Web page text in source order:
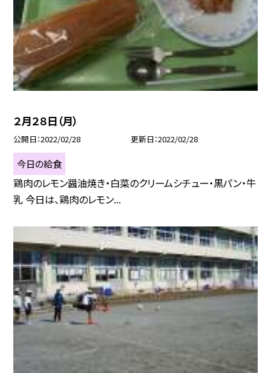
２月２８日（月）
公開日 2022/02/28 更新日 2022/02/28
今日の給食
鶏肉のレモン醤油焼き・白菜のクリームシチュー・黒パン・牛
乳 今日は、鶏肉のレモン...